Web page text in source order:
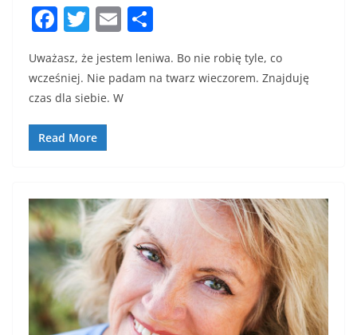
F
c
e
b
o
k
T
w
itt
er
E
m
ai
l
h
ar
Uważasz, że jestem leniwa. Bo nie robię tyle, co
wcześniej. Nie padam na twarz wieczorem. Znajduję
czas dla siebie. W
Read More